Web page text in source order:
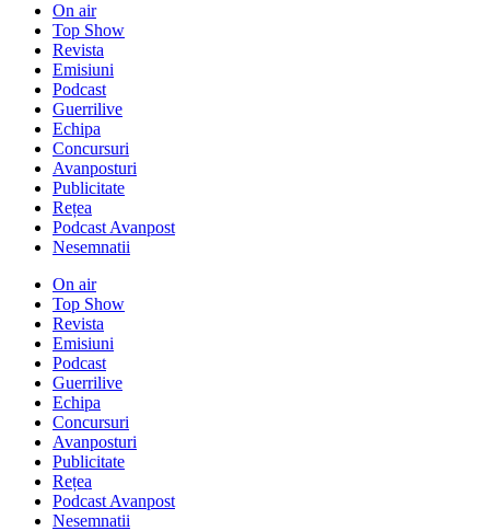
On air
Top Show
Revista
Emisiuni
Podcast
Guerrilive
Echipa
Concursuri
Avanposturi
Publicitate
Rețea
Podcast Avanpost
Nesemnatii
On air
Top Show
Revista
Emisiuni
Podcast
Guerrilive
Echipa
Concursuri
Avanposturi
Publicitate
Rețea
Podcast Avanpost
Nesemnatii